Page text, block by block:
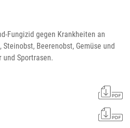
Fungizid gegen Krankheiten an
Beerenobst, Gemüse und
und Sportrasen.